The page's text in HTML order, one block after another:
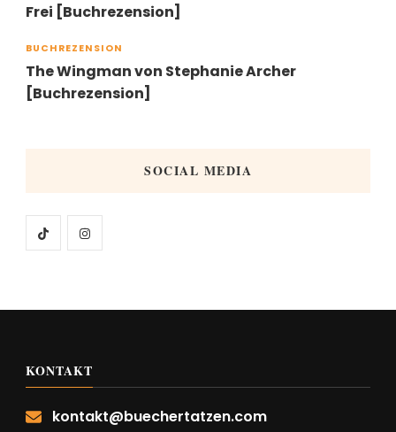
Frei [Buchrezension]
BUCHREZENSION
The Wingman von Stephanie Archer
[Buchrezension]
SOCIAL MEDIA
KONTAKT
kontakt@buechertatzen.com